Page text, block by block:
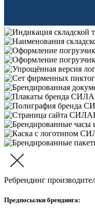
Ребрендинг
Предпосылки брендинга: